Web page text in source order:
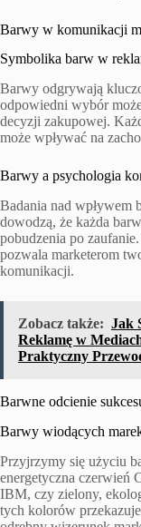
Barwy w komunikacji
Symbolika barw w
Barwy odgrywają
odpowiedni wybór
decyzji zakupowej.
może wpływać na
Barwy a psychologia
Badania nad wpływem
dowodzą, że każda
pobudzenia po
pozwala marketerom
komunikacji.
Zobacz także: Jak
Reklamę w
Praktyczny
Barwne odcienie
Barwy wiodących
Przyjrzymy się użyciu
energetyczna czerwień
IBM, czy zielony,
tych kolorów